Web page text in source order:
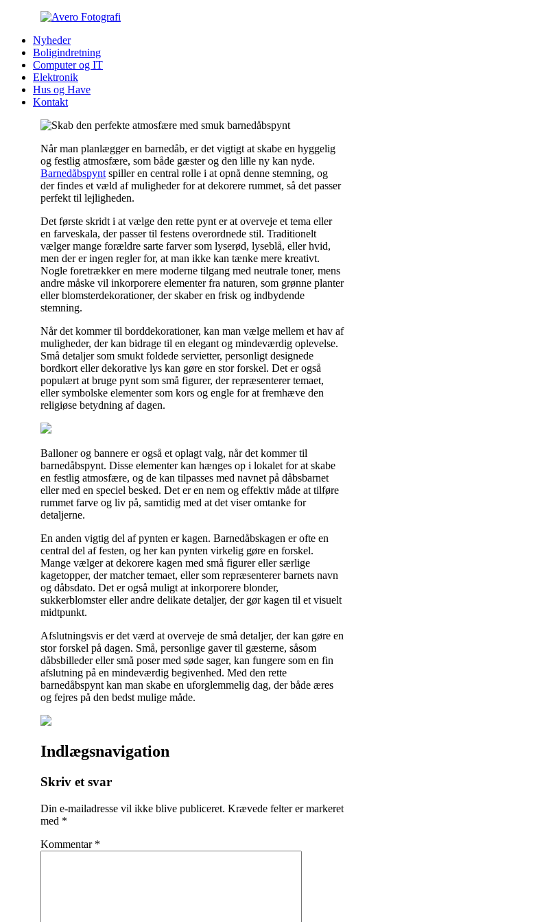
Nyheder
Boligindretning
Computer og IT
Elektronik
Hus og Have
Kontakt
Når man planlægger en barnedåb, er det vigtigt at skabe en hyggelig
og festlig atmosfære, som både gæster og den lille ny kan nyde.
Barnedåbspynt spiller en central rolle i at opnå denne stemning, og
der findes et væld af muligheder for at dekorere rummet, så det passer
perfekt til lejligheden.
Det første skridt i at vælge den rette pynt er at overveje et tema eller
en farveskala, der passer til festens overordnede stil. Traditionelt
vælger mange forældre sarte farver som lyserød, lyseblå, eller hvid,
men der er ingen regler for, at man ikke kan tænke mere kreativt.
Nogle foretrækker en mere moderne tilgang med neutrale toner, mens
andre måske vil inkorporere elementer fra naturen, som grønne planter
eller blomsterdekorationer, der skaber en frisk og indbydende
stemning.
Når det kommer til borddekorationer, kan man vælge mellem et hav af
muligheder, der kan bidrage til en elegant og mindeværdig oplevelse.
Små detaljer som smukt foldede servietter, personligt designede
bordkort eller dekorative lys kan gøre en stor forskel. Det er også
populært at bruge pynt som små figurer, der repræsenterer temaet,
eller symbolske elementer som kors og engle for at fremhæve den
religiøse betydning af dagen.
Balloner og bannere er også et oplagt valg, når det kommer til
barnedåbspynt. Disse elementer kan hænges op i lokalet for at skabe
en festlig atmosfære, og de kan tilpasses med navnet på dåbsbarnet
eller med en speciel besked. Det er en nem og effektiv måde at tilføre
rummet farve og liv på, samtidig med at det viser omtanke for
detaljerne.
En anden vigtig del af pynten er kagen. Barnedåbskagen er ofte en
central del af festen, og her kan pynten virkelig gøre en forskel.
Mange vælger at dekorere kagen med små figurer eller særlige
kagetopper, der matcher temaet, eller som repræsenterer barnets navn
og dåbsdato. Det er også muligt at inkorporere blonder,
sukkerblomster eller andre delikate detaljer, der gør kagen til et visuelt
midtpunkt.
Afslutningsvis er det værd at overveje de små detaljer, der kan gøre en
stor forskel på dagen. Små, personlige gaver til gæsterne, såsom
dåbsbilleder eller små poser med søde sager, kan fungere som en fin
afslutning på en mindeværdig begivenhed. Med den rette
barnedåbspynt kan man skabe en uforglemmelig dag, der både æres
og fejres på den bedst mulige måde.
Indlægsnavigation
Skriv et svar
Din e-mailadresse vil ikke blive publiceret. Krævede felter er markeret
med *
Kommentar *